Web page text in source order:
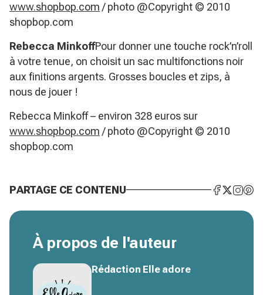
www.shopbop.com / photo @Copyright © 2010
shopbop.com
Rebecca MinkoffPour donner une touche rock’n’roll
à votre tenue, on choisit un sac multifonctions noir
aux finitions argents. Grosses boucles et zips, à
nous de jouer !
Rebecca Minkoff – environ 328 euros sur
www.shopbop.com / photo @Copyright © 2010
shopbop.com
PARTAGE CE CONTENU
À propos de l'auteur
Rédaction Elle adore